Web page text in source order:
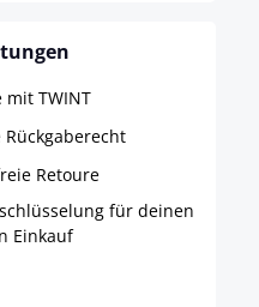
mit TWINT
Rückgaberecht
Retoure
für deinen
Einkauf